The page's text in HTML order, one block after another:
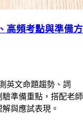
高頻考點與準備方
英文命題趨勢、詞
準備重點，搭配老師
與應試表現。